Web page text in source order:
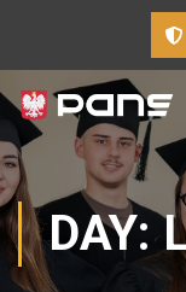
DAY: